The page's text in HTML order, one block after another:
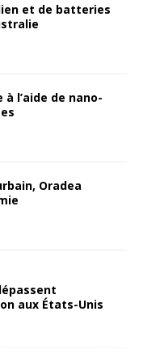
et de batteries
à l’aide de nano-
Oradea
aux États-Unis